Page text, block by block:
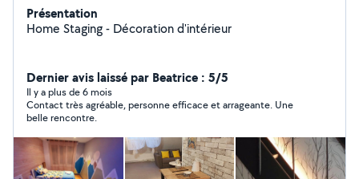
Présentation
Home Staging - Décoration d'intérieur
Dernier avis laissé par Beatrice : 5/5
Il y a plus de 6 mois
Contact très agréable, personne efficace et arrageante. Une
belle rencontre.